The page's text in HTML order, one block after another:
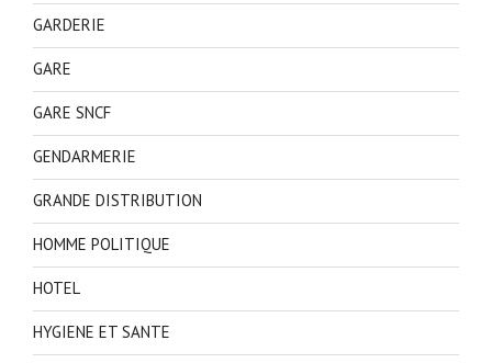
GARDERIE
GARE
GARE SNCF
GENDARMERIE
GRANDE DISTRIBUTION
HOMME POLITIQUE
HOTEL
HYGIENE ET SANTE